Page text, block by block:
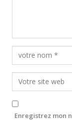
Enregistrez mon